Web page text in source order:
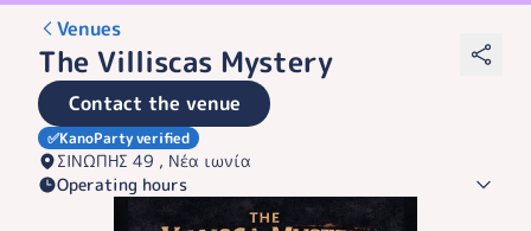
Venues
The Villiscas Mystery
Contact the venue
✅KanoParty verified
ΣΙΝΩΠΗΣ 49 , Νέα ιωνία
Operating hours